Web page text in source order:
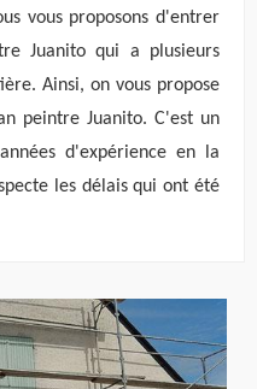
vous proposons d'entrer
Juanito qui a plusieurs
Ainsi, on vous propose
peintre Juanito. C'est un
d'expérience en la
les délais qui ont été